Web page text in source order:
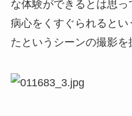
な体験ができるとは思
病心をくすぐられると
たというシーンの撮影を